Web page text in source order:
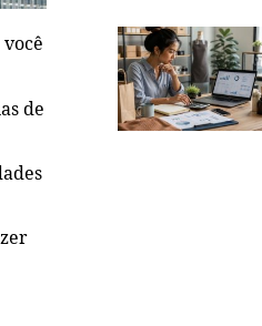
de